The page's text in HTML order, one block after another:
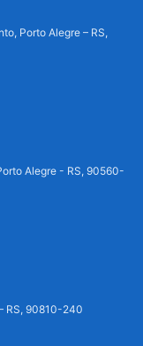
Porto Alegre – RS,
Alegre - RS, 90560-
RS, 90810-240